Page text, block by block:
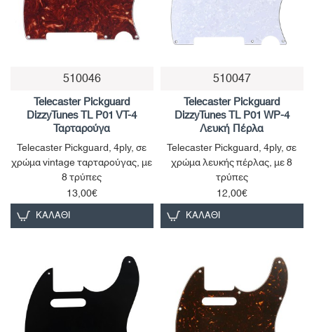
510046
Telecaster Pickguard
DizzyTunes TL P01 VT-4
Ταρταρούγα
Telecaster Pickguard, 4ply, σε
χρώμα vintage ταρταρούγας, με
8 τρύπες
13,00€
ΚΑΛΆΘΙ
510047
Telecaster Pickguard
DizzyTunes TL P01 WP-4
Λευκή Πέρλα
Telecaster Pickguard, 4ply, σε
χρώμα λευκής πέρλας, με 8
τρύπες
12,00€
ΚΑΛΆΘΙ